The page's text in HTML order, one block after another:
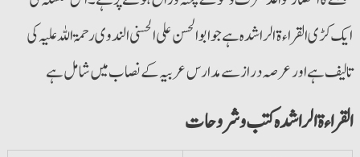
ایک کڑی القراءۃ الراشدہ ہے جو ابوالحسن علی الحسنی الندوی رحمۃ اللہ علیہ کی
تالیف ہے اور عرصہ دراز سے مدارس عربیہ کے نصاب میں شامل ہے
القراءۃ الراشدہ کتب وشروحات